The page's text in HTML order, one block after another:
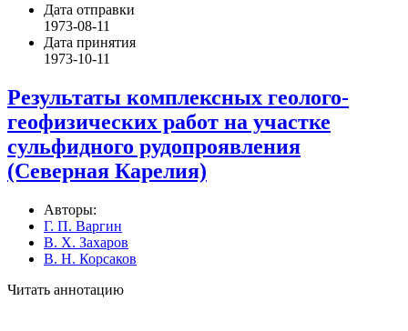
Дата отправки
1973-08-11
Дата принятия
1973-10-11
Результаты комплексных геолого-
геофизических работ на участке
сульфидного рудопроявления
(Северная Карелия)
Авторы:
Г. П. Варгин
В. Х. Захаров
В. Н. Корсаков
Читать аннотацию